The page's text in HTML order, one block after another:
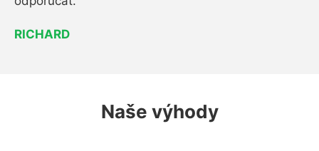
RICHARD
Naše výhody